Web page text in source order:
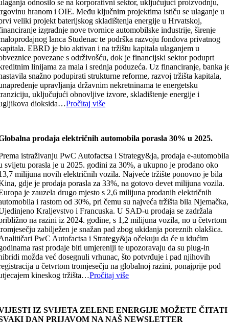
odnosilo se na korporativni sektor, uključujući proizvodnju,
hranom i OIE. Među ključnim projektima ističu se ulaganje u
veliki projekt baterijskog skladištenja energije u Hrvatskoj,
izgradnje nove tvornice automobilske industrije, širenje
lanca Studenac te podrška razvoju fondova privatnog
EBRD je bio aktivan i na tržištu kapitala ulaganjem u
povezane s održivošću, dok je financijski sektor poduprt
linijama za mala i srednja poduzeća. Uz financiranje, banka
snažno podupirati strukturne reforme, razvoj tržišta kapitala,
upravljanja državnim nekretninama te energetsku
uključujući obnovljive izvore, skladištenje energije i
dioksida…Pročitaj više
prodaja električnih automobila porasla 30% u 2025.
istraživanju PwC Autofactsa i Strategy&ja, prodaja e-automobila
svijetu porasla je u 2025. godini za 30%, a ukupno je prodano oko
milijuna novih električnih vozila. Najveće tržište ponovno je bila
gdje je prodaja porasla za 33%, na gotovo devet milijuna vozila.
je zauzela drugo mjesto s 2,6 milijuna prodanih električnih
i rastom od 30%, pri čemu su najveća tržišta bila Njemačka,
Kraljevstvo i Francuska. U SAD-u prodaja se zadržala
na razini iz 2024. godine, s 1,2 milijuna vozila, no u četvrtom
zabilježen je snažan pad zbog ukidanja poreznih olakšica.
PwC Autofactsa i Strategy&ja očekuju da će u idućim
rast prodaje biti umjereniji te upozoravaju da su plug-in
možda već dosegnuli vrhunac, što potvrđuje i pad njihovih
u četvrtom tromjesečju na globalnoj razini, ponajprije pod
kineskog tržišta…Pročitaj više
IZ SVIJETA ZELENE ENERGIJE MOŽETE ČITATI
DAN PRIJAVOM NA NAŠ NEWSLETTER